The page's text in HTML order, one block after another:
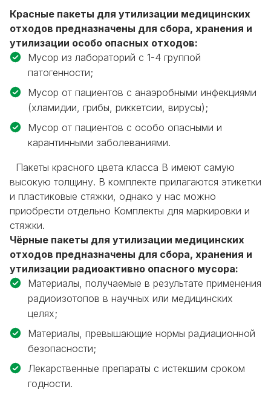
Красные пакеты для утилизации медицинских
отходов предназначены для сбора, хранения и
утилизации особо опасных отходов:
Мусор из лабораторий с 1-4 группой
патогенности;
Мусор от пациентов с анаэробными инфекциями
(хламидии, грибы, риккетсии, вирусы);
Мусор от пациентов с особо опасными и
карантинными заболеваниями.
Пакеты красного цвета класса В имеют самую
высокую толщину. В комплекте прилагаются этикетки
и пластиковые стяжки, однако у нас можно
приобрести отдельно Комплекты для маркировки и
стяжки.
Чёрные пакеты для утилизации медицинских
отходов предназначены для сбора, хранения и
утилизации радиоактивно опасного мусора:
Материалы, получаемые в результате применения
радиоизотопов в научных или медицинских
целях;
Материалы, превышающие нормы радиационной
безопасности;
Лекарственные препараты с истекшим сроком
годности.